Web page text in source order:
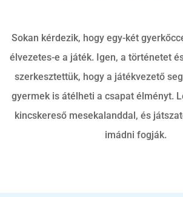
Sokan kérdezik, hogy egy-két
élvezetes-e a játék. Igen, a történetet
szerkesztettük, hogy a játékvezető
gyermek is átélheti a csapat élményt.
kincskereső mesekalanddal, és
imádni fogják.